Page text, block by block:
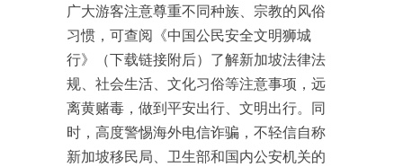
广大游客注意尊重不同种族、宗教的风俗
习惯，可查阅《中国公民安全文明狮城
行》（下载链接附后）了解新加坡法律法
规、社会生活、文化习俗等注意事项，远
离黄赌毒，做到平安出行、文明出行。同
时，高度警惕海外电信诈骗，不轻信自称
新加坡移民局、卫生部和国内公安机关的